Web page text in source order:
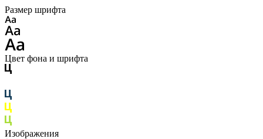
Размер шрифта
Цвет фона и шрифта
Изображения